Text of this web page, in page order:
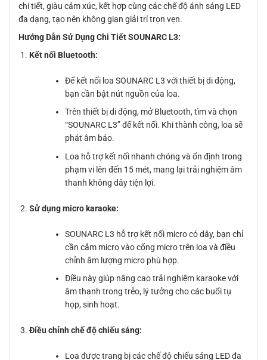
chi tiết, giàu cảm xúc, kết hợp cùng các chế độ ánh sáng LED
đa dạng, tạo nên không gian giải trí trọn vẹn.
Hướng Dẫn Sử Dụng Chi Tiết SOUNARC L3:
Kết nối Bluetooth:
Để kết nối loa SOUNARC L3 với thiết bị di động,
bạn cần bật nút nguồn của loa.
Trên thiết bị di động, mở Bluetooth, tìm và chọn
“SOUNARC L3” để kết nối. Khi thành công, loa sẽ
phát âm báo.
Loa hỗ trợ kết nối nhanh chóng và ổn định trong
phạm vi lên đến 15 mét, mang lại trải nghiệm âm
thanh không dây tiện lợi.
Sử dụng micro karaoke:
SOUNARC L3 hỗ trợ kết nối micro có dây, bạn chỉ
cần cắm micro vào cổng micro trên loa và điều
chỉnh âm lượng micro phù hợp.
Điều này giúp nâng cao trải nghiệm karaoke với
âm thanh trong trẻo, lý tưởng cho các buổi tụ
họp, sinh hoạt.
Điều chỉnh chế độ chiếu sáng:
Loa được trang bị các chế độ chiếu sáng LED đa